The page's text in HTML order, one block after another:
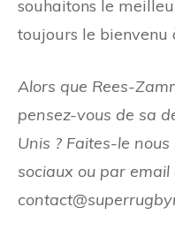
souhaitons le
toujours le bienvenu
Alors que Rees-
pensez-vous de sa
Unis ? Faites-le
sociaux ou par email